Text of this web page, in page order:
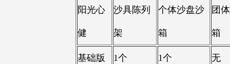
阳光心
健
沙具陈列
架
个体沙盘沙
箱
团
箱
基础版 1个 1个 无